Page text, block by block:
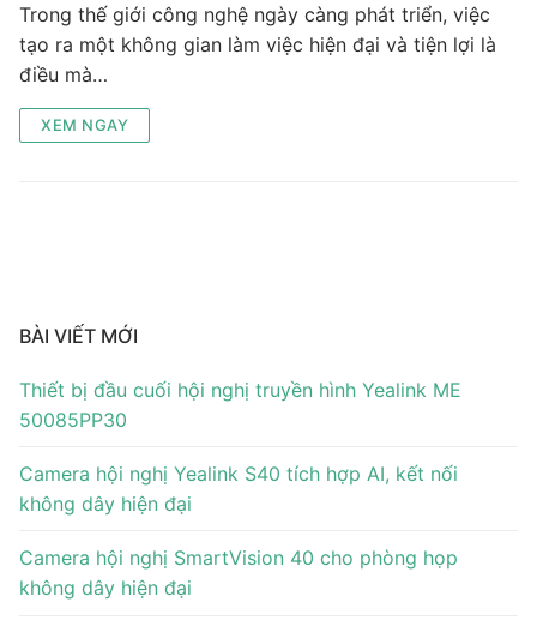
Hội Nghị Truyền Hình
Trong thế giới công nghệ ngày càng phát triển, việc
tạo ra một không gian làm việc hiện đại và tiện lợi là
điều mà…
XEM NGAY
BÀI VIẾT MỚI
Thiết bị đầu cuối hội nghị truyền hình Yealink ME
50085PP30
Camera hội nghị Yealink S40 tích hợp AI, kết nối
không dây hiện đại
Camera hội nghị SmartVision 40 cho phòng họp
không dây hiện đại